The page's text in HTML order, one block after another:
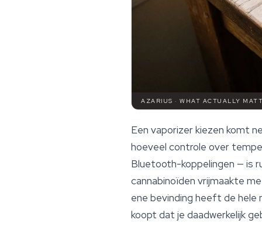
AZARIUS · WHAT ACTUALLY
Een vaporizer kiezen komt
hoeveel controle over
Bluetooth-koppelingen — is
cannabinoïden vrijmaakte
ene bevinding heeft de hele
koopt dat je daadwerkelijk